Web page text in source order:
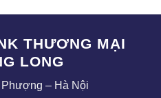
THƯƠNG MẠI
LONG
– Hà Nội